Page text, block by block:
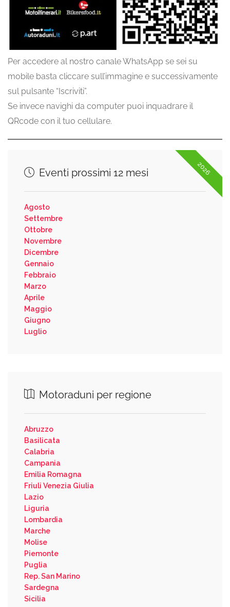
Per accedere al nostro canale WhatsApp se sei su
mobile basta cliccare sull’immagine e successivamente
sul pulsante “Iscriviti”.
Se invece navighi da computer puoi inquadrare il
QRcode con il tuo cellulare.
2026
Eventi prossimi 12 mesi
Agosto
Settembre
Ottobre
Novembre
Dicembre
Gennaio
Febbraio
Marzo
Aprile
Maggio
Giugno
Luglio
Motoraduni per regione
Abruzzo
Basilicata
Calabria
Campania
Emilia Romagna
Friuli Venezia Giulia
Lazio
Liguria
Lombardia
Marche
Molise
Piemonte
Puglia
Rep. San Marino
Sardegna
Sicilia